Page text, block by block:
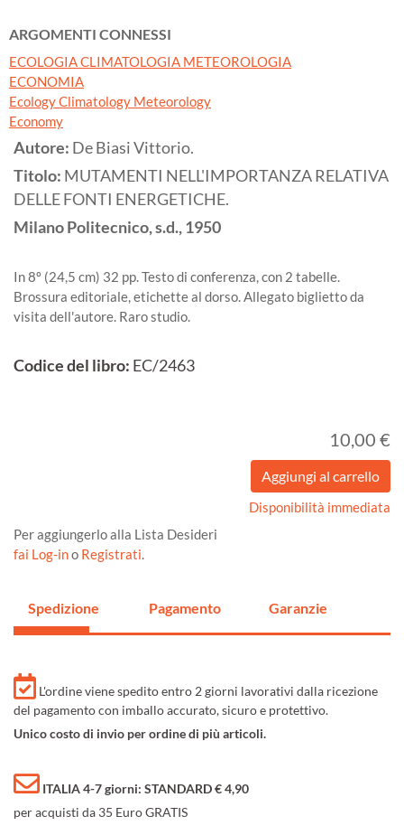
ARGOMENTI CONNESSI
ECOLOGIA CLIMATOLOGIA METEOROLOGIA
ECONOMIA
Ecology Climatology Meteorology
Economy
Autore: De Biasi Vittorio.
Titolo: MUTAMENTI NELL'IMPORTANZA RELATIVA
DELLE FONTI ENERGETICHE.
MilanoPolitecnico, s.d.,1950
In 8º (24,5 cm) 32 pp. Testo di conferenza, con 2 tabelle.
Brossura editoriale, etichette al dorso. Allegato biglietto da
visita dell'autore. Raro studio.
Codice del libro: EC/2463
10,00 €
Disponibilità immediata
Per aggiungerlo alla Lista Desideri
fai Log-ino Registrati.
Spedizione Pagamento Garanzie
L'ordine viene spedito entro 2 giorni lavorativi dalla ricezione
del pagamento con imballo accurato, sicuro e protettivo.
Unico costo di invio per ordine di più articoli.
ITALIA 4-7 giorni: STANDARD € 4,90
per acquisti da 35 Euro GRATIS